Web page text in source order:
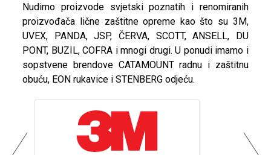
Nudimo proizvode svjetski poznatih i renomiranih
proizvođača lične zaštitne opreme kao što su 3M,
UVEX, PANDA, JSP, ČERVA, SCOTT, ANSELL, DU
PONT, BUZIL, COFRA i mnogi drugi. U ponudi imamo i
sopstvene brendove CATAMOUNT radnu i zaštitnu
obuću, EON rukavice i STENBERG odjeću.